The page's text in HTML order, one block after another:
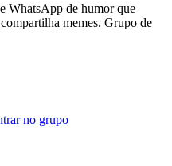
WhatsApp de humor que
memes. Grupo de
no grupo